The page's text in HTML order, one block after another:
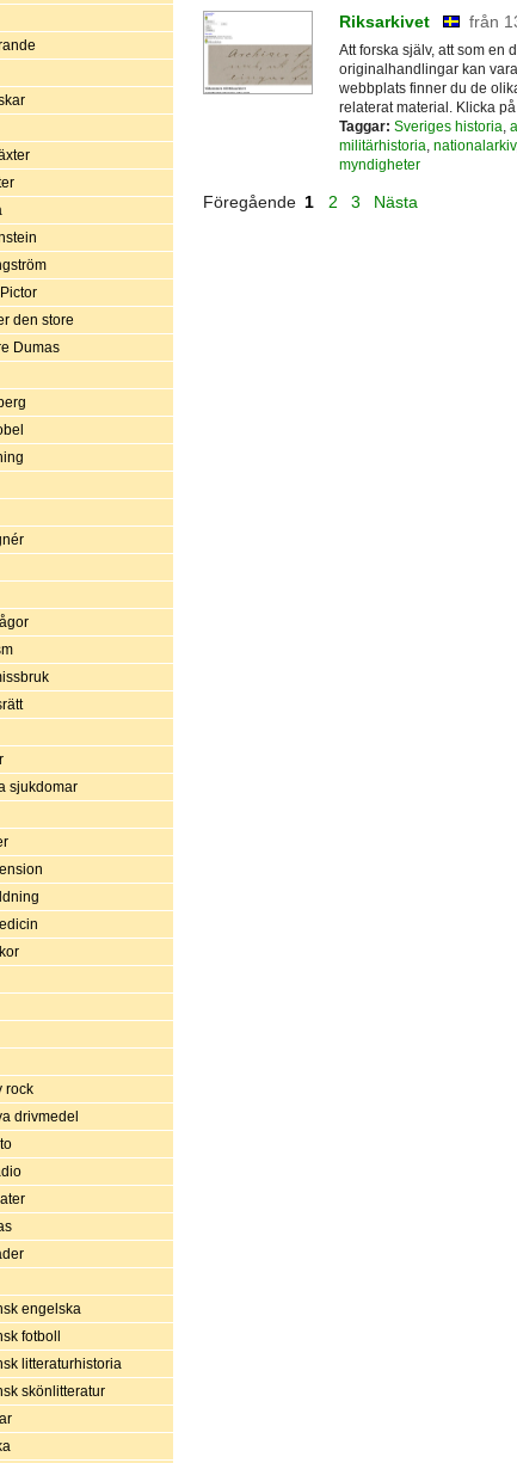
den store
Dumas
sjukdomar
rock
drivmedel
engelska
fotboll
litteraturhistoria
skönlitteratur
Riksarkivet från
Att forska själv, att som en
originalhandlingar kan
webbplats finner du de
relaterat material. Klicka
Taggar: Sveriges historia
militärhistoria nationalarkiv,
myndigheter
Föregående 1 2 3 Nästa